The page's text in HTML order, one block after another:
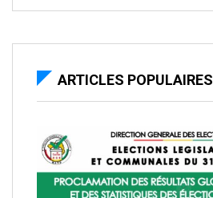
ARTICLES POPULAIRES